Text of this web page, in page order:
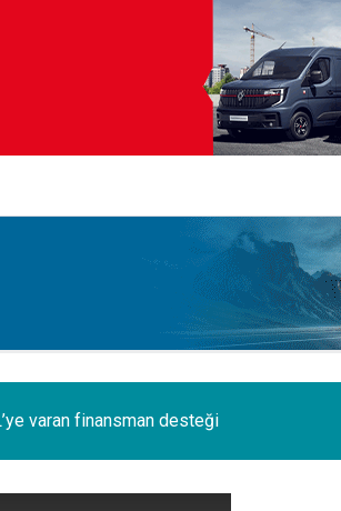
EDITION'ı ÖKN Lojistik filosunda